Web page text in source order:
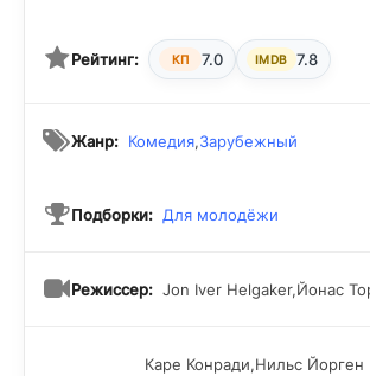
Рейтинг: КП 7.0 IMDB 7.8
Жанр: Комедия,Зарубежный
Подборки: Для молодёжи
Режиссер: Jon Iver Helgaker,Йонас
Каре Конради,Нильс Йорген